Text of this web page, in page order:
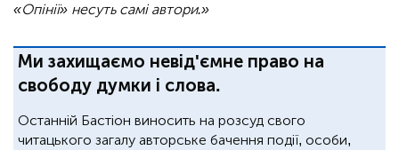
«Опінії» несуть самі автори.»
Ми захищаємо невід'ємне право на
свободу думки і слова.
Останній Бастіон виносить на розсуд свого
читацького загалу авторське бачення події, особи,